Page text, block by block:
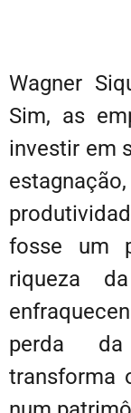
Wagner
Sim, as
investir em
fosse um
riqueza
perda da
transforma